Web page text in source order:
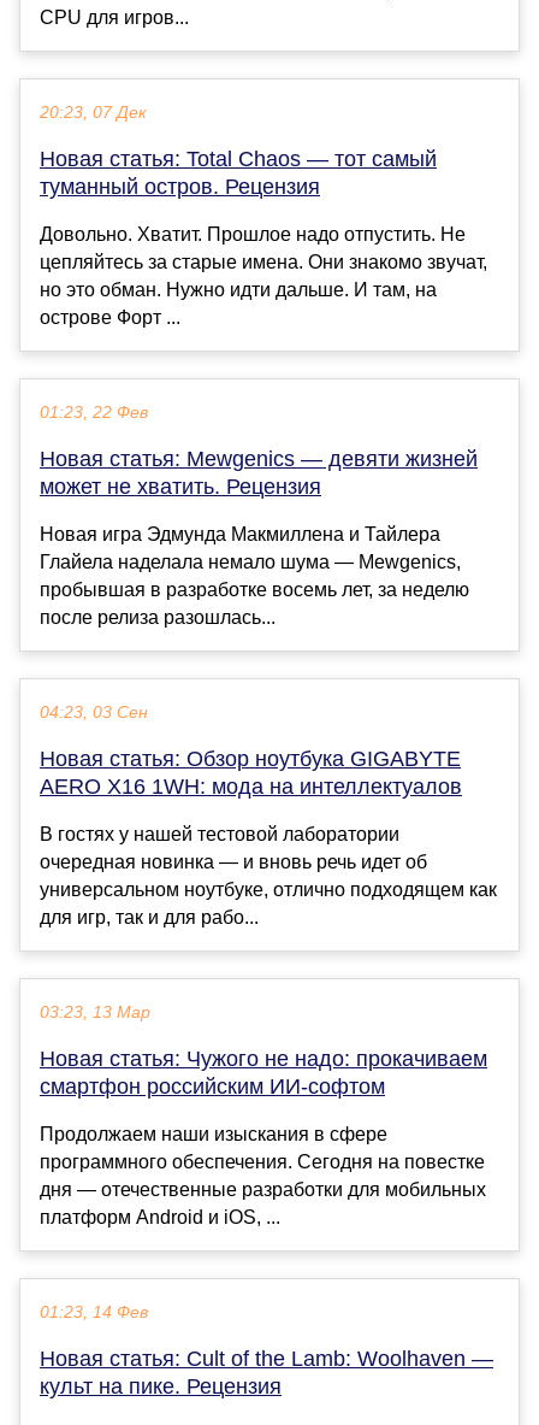
CPU для игров...
20:23, 07 Дек
Новая статья: Total Chaos — тот самый
туманный остров. Рецензия
Довольно. Хватит. Прошлое надо отпустить. Не
цепляйтесь за старые имена. Они знакомо звучат,
но это обман. Нужно идти дальше. И там, на
острове Форт ...
01:23, 22 Фев
Новая статья: Mewgenics — девяти жизней
может не хватить. Рецензия
Новая игра Эдмунда Макмиллена и Тайлера
Глайела наделала немало шума — Mewgenics,
пробывшая в разработке восемь лет, за неделю
после релиза разошлась...
04:23, 03 Сен
Новая статья: Обзор ноутбука GIGABYTE
AERO X16 1WH: мода на интеллектуалов
В гостях у нашей тестовой лаборатории
очередная новинка — и вновь речь идет об
универсальном ноутбуке, отлично подходящем как
для игр, так и для рабо...
03:23, 13 Мар
Новая статья: Чужого не надо: прокачиваем
смартфон российским ИИ-софтом
Продолжаем наши изыскания в сфере
программного обеспечения. Сегодня на повестке
дня — отечественные разработки для мобильных
платформ Android и iOS, ...
01:23, 14 Фев
Новая статья: Cult of the Lamb: Woolhaven —
культ на пике. Рецензия